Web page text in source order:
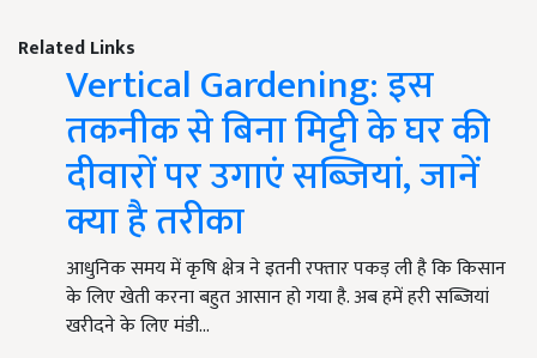
Related Links
Vertical Gardening: इस
तकनीक से बिना मिट्टी के घर की
दीवारों पर उगाएं सब्जियां, जानें
क्या है तरीका
आधुनिक समय में कृषि क्षेत्र ने इतनी रफ्तार पकड़ ली है कि किसान
के लिए खेती करना बहुत आसान हो गया है. अब हमें हरी सब्जियां
खरीदने के लिए मंडी…